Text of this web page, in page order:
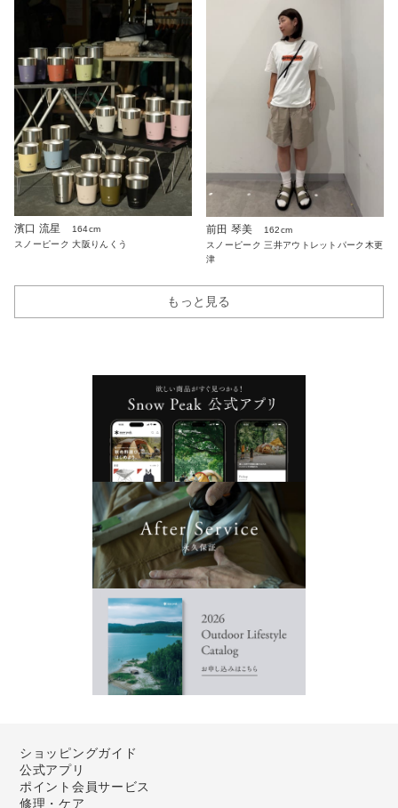
濱口 流星
164cm
スノーピーク 大阪りんくう
前田 琴美
162cm
スノーピーク 三井アウトレットパーク木更
津
もっと見る
ショッピングガイド
公式アプリ
ポイント会員サービス
修理・ケア